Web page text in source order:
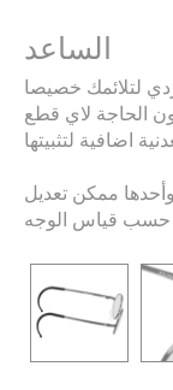
الساعد
لتلائمك خصيصا
الحاجة لاي قطع
اضافية لتثبيتها
ممكن تعديل
حسب قياس الوجه